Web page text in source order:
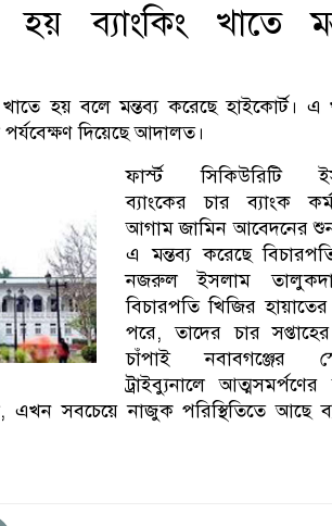
ব্যাংকিং খাতে
হয় বলে মন্তব্য করেছে হাইকোর্ট। এ
দিয়েছে আদালত।
ফার্স্ট সিকিউরিটি
ব্যাংকের চার ব্যাংক
আগাম জামিন আবেদনের
এ মন্তব্য করেছে
নজরুল ইসলাম
বিচারপতি খিজির হায়াতের
পরে, তাদের চার
চাঁপাই নবাবগঞ্জের
ট্রাইব্যুনালে আত্মসমর্পণের
এখন সবচেয়ে নাজুক পরিস্থিতিতে আছে